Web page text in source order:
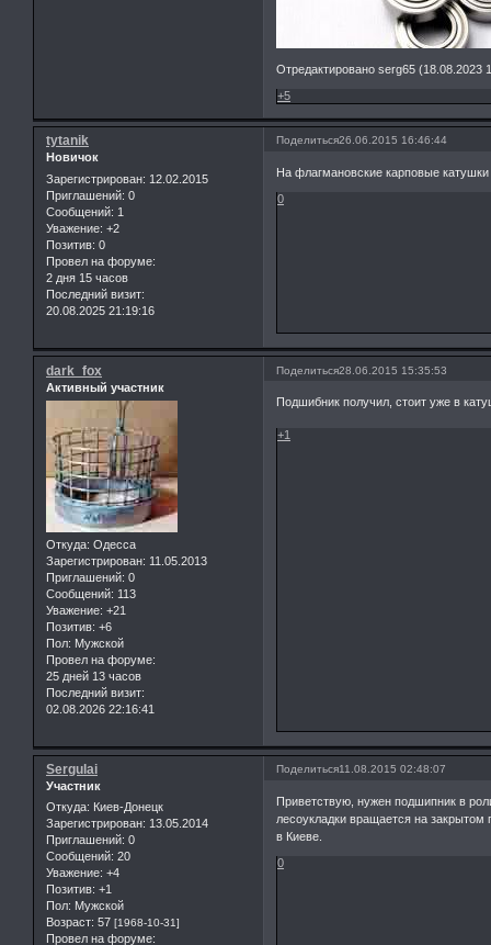
Отредактировано serg65 (18.08.2023
+5
Поделиться26.06.2015 16:46:44
tytanik
Новичок
Зарегистрирован: 12.02.2015
Приглашений: 0
Сообщений: 1
Уважение: +2
Позитив: 0
Провел на форуме:
2 дня 15 часов
Последний визит:
20.08.2025 21:19:16
На флагмановские карповые
0
Поделиться28.06.2015 15:35:53
dark_fox
Активный участник
Откуда: Одесса
Зарегистрирован: 11.05.2013
Приглашений: 0
Сообщений: 113
Уважение: +21
Позитив: +6
Пол: Мужской
Провел на форуме:
25 дней 13 часов
Последний визит:
02.08.2026 22:16:41
Подшибник получил, стоит уже в
+1
Поделиться11.08.2015 02:48:07
Sergulai
Участник
Откуда: Киев-Донецк
Зарегистрирован: 13.05.2014
Приглашений: 0
Сообщений: 20
Уважение: +4
Позитив: +1
Пол: Мужской
Возраст: 57 [1968-10-31]
Провел на форуме:
Приветствую, нужен подшипник в
лесоукладки вращается на закрытом
в Киеве.
0